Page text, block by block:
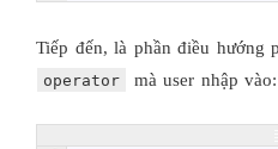
Tiếp đến, là phần điều hướng
operator mà user nhập vào: